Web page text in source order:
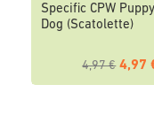
Specific CPW Puppy
Dog (Scatolette)
4,97 € 4,97